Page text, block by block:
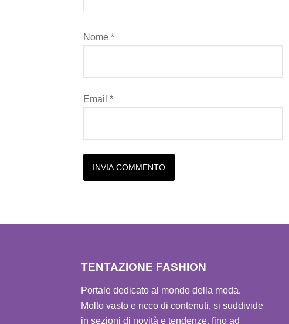
Nome *
Email *
TENTAZIONE FASHION
Portale dedicato al mondo della moda.
Molto vasto e ricco di contenuti, si suddivide
in sezioni di novità e tendenze, fino ad